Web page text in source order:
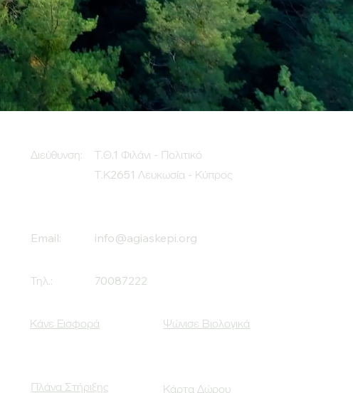
Διεύθυνση:
Τ.Θ.1 Φιλάνι - Πολιτικό
Τ.Κ2651 Λευκωσία - Κύπρος
Email: info@agiaskepi.org
Τηλ.: 70087222
Κάνε Εισφορά Ψώνισε Βιολογικά
Πλάνα Στήριξης Κάρτα Δώρου